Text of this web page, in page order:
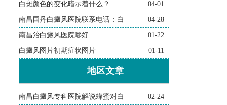
白斑颜色的变化暗示着什么？ 04-01
南昌国丹白癜风医院联系电话：白 04-28
南昌治白癜风医院哪好 01-22
白癜风图片初期症状图片 01-11
地区文章
南昌白癜风专科医院解说蜂蜜对白 02-24